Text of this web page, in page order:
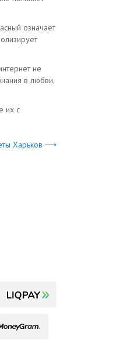
означает
не
в любви,
их с
Харьков ⟶